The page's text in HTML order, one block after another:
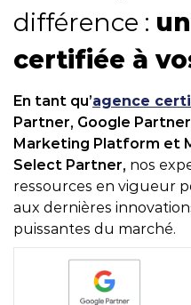
différence :
certifiée à
En tant qu’agence
Partner, Google
Marketing Platform et
Select Partner, nos
ressources en vigueur
aux dernières
puissantes du marché.